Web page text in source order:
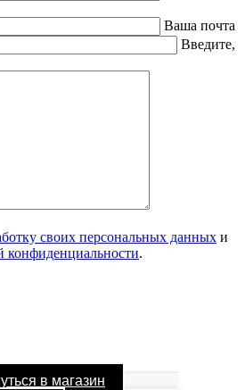
Ваша почта
Введите,
своих персональных данных и
конфиденциальности.
в магазин